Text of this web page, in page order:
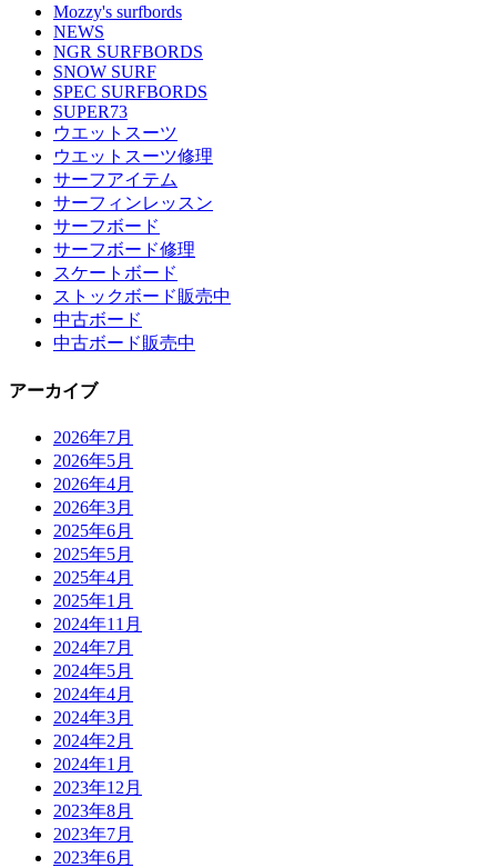
Mozzy's surfbords
NEWS
NGR SURFBORDS
SNOW SURF
SPEC SURFBORDS
SUPER73
ウエットスーツ
ウエットスーツ修理
サーフアイテム
サーフィンレッスン
サーフボード
サーフボード修理
スケートボード
ストックボード販売中
中古ボード
中古ボード販売中
アーカイブ
2026年7月
2026年5月
2026年4月
2026年3月
2025年6月
2025年5月
2025年4月
2025年1月
2024年11月
2024年7月
2024年5月
2024年4月
2024年3月
2024年2月
2024年1月
2023年12月
2023年8月
2023年7月
2023年6月